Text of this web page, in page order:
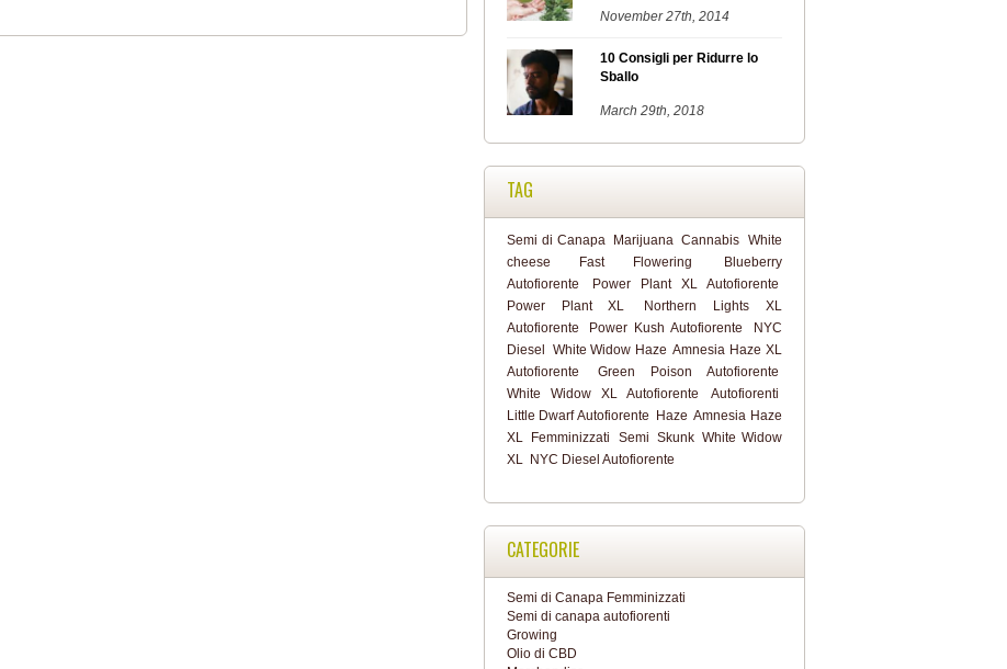
November 27th, 2014
10 Consigli per Ridurre lo
Sballo
March 29th, 2018
TAG
Semi di Canapa Marijuana Cannabis White
cheese Fast Flowering
Blueberry
Autofiorente
Power Plant XL Autofiorente
Power Plant XL
Northern Lights XL
Autofiorente
Power Kush Autofiorente
NYC
Diesel
White Widow Haze Amnesia Haze XL
Autofiorente
Green Poison Autofiorente
White Widow XL Autofiorente
Autofiorenti
Little Dwarf Autofiorente
Haze Amnesia Haze
XL
Femminizzati Semi Skunk White Widow
XL NYC Diesel Autofiorente
CATEGORIE
Semi di Canapa Femminizzati
Semi di canapa autofiorenti
Growing
Olio di CBD